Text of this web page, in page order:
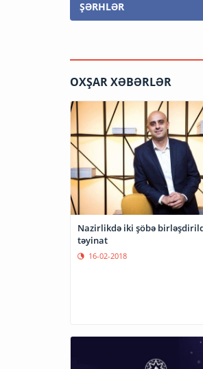
ŞƏRHLƏR
OXŞAR XƏBƏRLƏR
Nazirlikdə iki şöbə
təyinat
16-02-2018